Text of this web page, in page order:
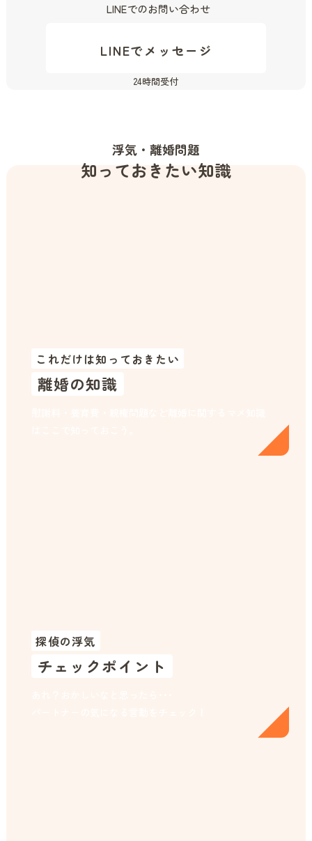
LINEでのお問い合わせ
LINEでメッセージ
24時間受付
浮気・離婚問題
知っておきたい知識
これだけは知っておきたい
離婚の知識
探偵の浮気
チェックポイント